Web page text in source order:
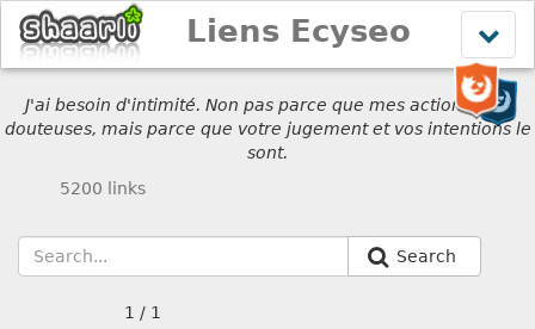
le
menu
Liens Ecyseo
J'ai besoin d'intimité. Non pas parce que mes actions sont
douteuses, mais parce que votre jugement et vos intentions le
sont.
5200 links
Search
1 / 1